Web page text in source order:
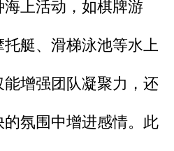
上活动，如棋牌游
艇、滑梯泳池等水上
增强团队凝聚力，还
氛围中增进感情‌。此